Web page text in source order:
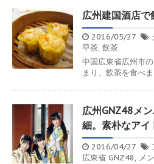
広州建国酒店
2016/05/27
早茶, 飲茶
中国広東省広州市
まり、飲茶を食べ
広州GNZ48メ
細。素朴なアイ
2016/04/27
広東省 GNZ48, メ